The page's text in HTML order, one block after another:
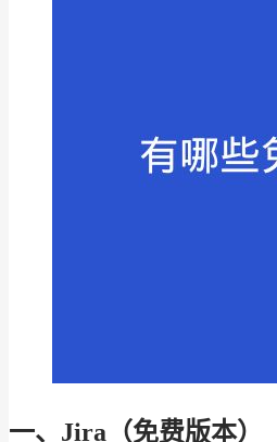
一、Jira（免费版本）